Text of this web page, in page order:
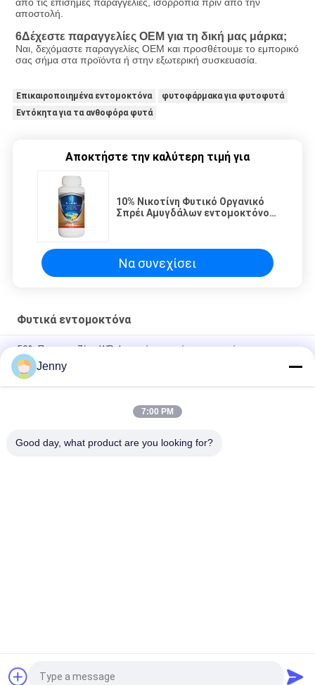
από τις επίσημες παραγγελίες, ισορροπία πριν από την
αποστολή.
6Δέχεστε παραγγελίες OEM για τη δική μας μάρκα;
Ναι, δεχόμαστε παραγγελίες OEM και προσθέτουμε το εμπορικό
σας σήμα στα προϊόντα ή στην εξωτερική συσκευασία.
Επικαιροποιημένα εντομοκτόνα
φυτοφάρμακα για φυτοφυτά
Εντόκητα για τα ανθοφόρα φυτά
Αποκτήστε την καλύτερη τιμή για
10% Νικοτίνη Φυτικό Οργανικό
Σπρέι Αμυγδάλων εντομοκτόνο
Να συνεχίσει
Φυτικά εντομοκτόνα
50% Πυμετροζίνη WP Φυσικό φυτικό εντομοκτόνο
Αγροχημικά 10% Βήτα SC Cypermethrin Εντόκιστα Προϊόντα
Σπρέι για λαχανικά
Μικροβιακά Χημικά Φυσικά Φυτικά εντομοκτόνα Για φυτά
Βαμβακιού
Αίτηση κράτησης
Jenny
7:00 PM
Good day, what product are you looking for?